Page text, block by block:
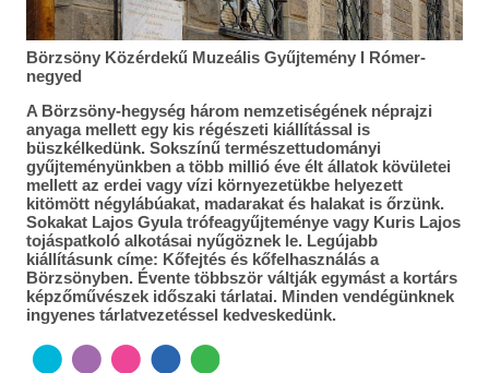
Börzsöny Közérdekű Muzeális Gyűjtemény I Rómer-
negyed
A Börzsöny-hegység három nemzetiségének néprajzi
anyaga mellett egy kis régészeti kiállítással is
büszkélkedünk. Sokszínű természettudományi
gyűjteményünkben a több millió éve élt állatok kövületei
mellett az erdei vagy vízi környezetükbe helyezett
kitömött négylábúakat, madarakat és halakat is őrzünk.
Sokakat Lajos Gyula trófeagyűjteménye vagy Kuris Lajos
tojáspatkoló alkotásai nyűgöznek le. Legújabb
kiállításunk címe: Kőfejtés és kőfelhasználás a
Börzsönyben. Évente többször váltják egymást a kortárs
képzőművészek időszaki tárlatai. Minden vendégünknek
ingyenes tárlatvezetéssel kedveskedünk.